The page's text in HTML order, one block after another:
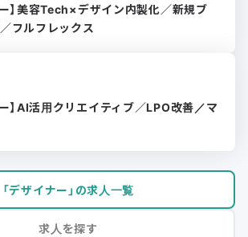
】美容Tech×デザイン内製化／新規ブ
フルフレックス
】AI活用クリエイティブ／LPO改善／マ
「デザイナー」の求人一覧
求人を探す